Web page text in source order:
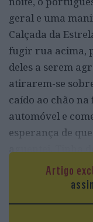
geral e uma
Calçada da
fugir rua acima,
deles a serem
atirarem-se
caído ao chão
automóvel e
esperança de
aguentei. Tinha
pudessem
gritar à medida
Artigo